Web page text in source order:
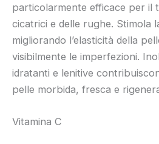
particolarmente efficace per il
cicatrici e delle rughe. Stimola
migliorando l’elasticità della
visibilmente le imperfezioni.
idratanti e lenitive
pelle morbida, fresca e
Vitamina C